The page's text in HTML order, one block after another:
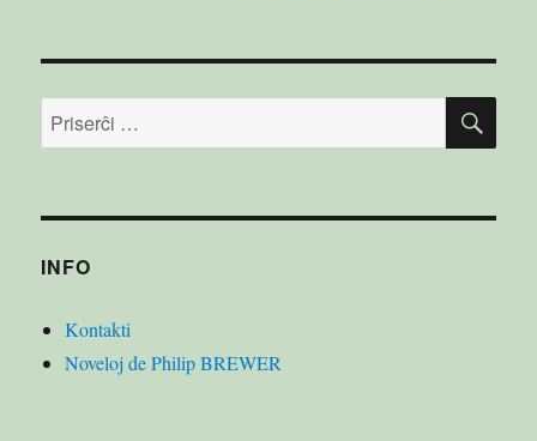
Serĉu:
INFO
Kontakti
Noveloj de Philip BREWER